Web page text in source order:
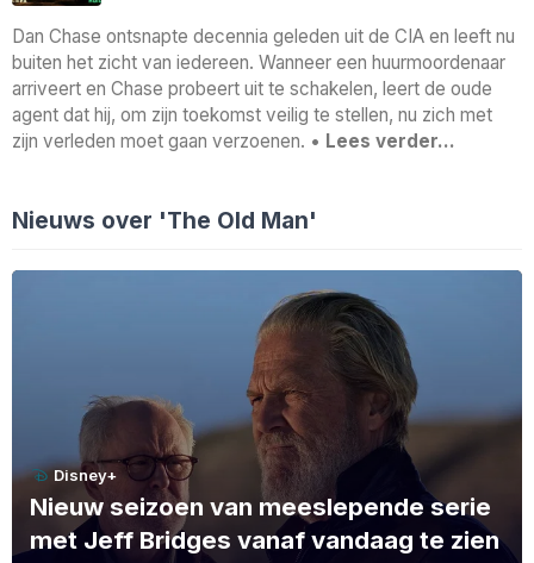
Dan Chase ontsnapte decennia geleden uit de CIA en leeft nu
buiten het zicht van iedereen. Wanneer een huurmoordenaar
arriveert en Chase probeert uit te schakelen, leert de oude
agent dat hij, om zijn toekomst veilig te stellen, nu zich met
zijn verleden moet gaan verzoenen. • Lees verder…
Nieuws over 'The Old Man'
Disney+
Nieuw seizoen van meeslepende serie
met Jeff Bridges vanaf vandaag te zien